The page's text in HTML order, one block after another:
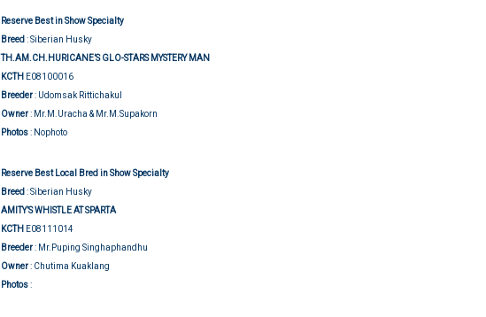
Reserve Best in Show Specialty
Breed : Siberian Husky
TH.AM.CH.HURICANE’S GLO-STARS MYSTERY MAN
KCTH E08100016
Breeder: Udomsak Rittichakul
Owner: Mr.M.Uracha & Mr.M.Supakorn
Photos: Nophoto
Reserve Best Local Bred in Show Specialty
Breed : Siberian Husky
AMITY’S WHISTLE AT SPARTA
KCTH E08111014
Breeder: Mr.Puping Singhaphandhu
Owner: Chutima Kuaklang
Photos: